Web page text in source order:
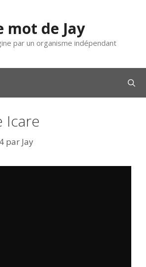
mot de Jay
par un organisme indépendant
Icare
par Jay